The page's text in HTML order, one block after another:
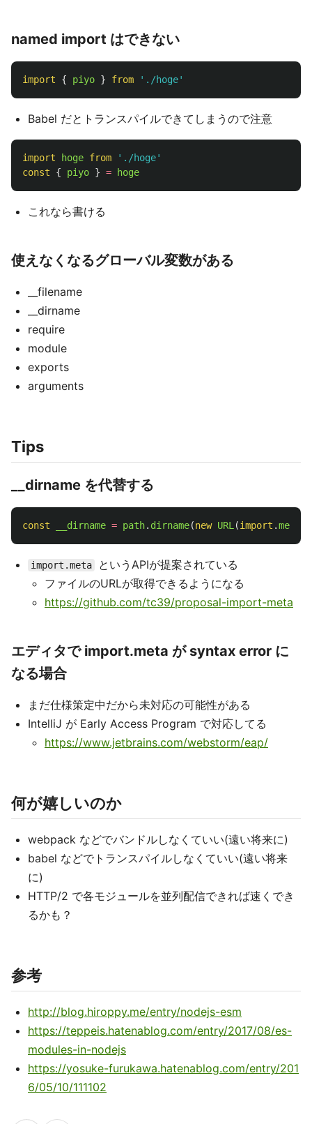
named import はできない
import { piyo } from ' ./hoge'
Babel だとトランスパイルできてしまうので注意
import hoge from ' ./hoge'
const
{ piyo } = hoge
これなら書ける
使えなくなるグローバル変数がある
__filename
__dirname
require
module
exports
arguments
Tips
__dirname を代替する
const __dirname = path. dirname(new URL (import .meta
import.meta
というAPIが提案されている
ファイルのURLが取得できるようになる
https://github.com/tc39/proposal-import-meta
エディタで import.meta が syntax error に
なる場合
まだ仕様策定中だから未対応の可能性がある
IntelliJ が Early Access Program で対応してる
https://www.jetbrains.com/webstorm/eap/
何が嬉しいのか
webpack などでバンドルしなくていい(遠い将来に)
babel などでトランスパイルしなくていい(遠い将来
に)
HTTP/2 で各モジュールを並列配信できれば速くでき
るかも？
参考
http://blog.hiroppy.me/entry/nodejs-esm
https://teppeis.hatenablog.com/entry/2017/08/es-
modules-in-nodejs
https://yosuke-furukawa.hatenablog.com/entry/201
6/05/10/111102